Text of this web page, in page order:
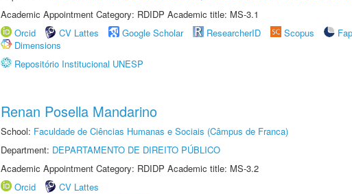
Academic Appointment Category: RDIDP Academic title: MS-3.1
Orcid
CV Lattes Google Scholar ResearcherID Scopus
Dimensions
Repositório Institucional UNESP
Renan Posella Mandarino
School: Faculdade de Ciências Humanas e Sociais (Câmpus de Franca)
Department: DEPARTAMENTO DE DIREITO PÚBLICO
Academic Appointment Category: RDIDP Academic title: MS-3.2
Orcid
CV Lattes